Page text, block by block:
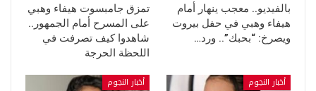
بالفيديو.. معجب ينهار أمام
هيفاء وهبي في حفل بيروت
ويصرخ: “بحبك”.. ورد…
تمزق جامبسوت هيفاء وهبي
على المسرح أمام الجمهور..
شاهدوا كيف تصرفت في
اللحظة الحرجة
أخبار النجوم أخبار النجوم